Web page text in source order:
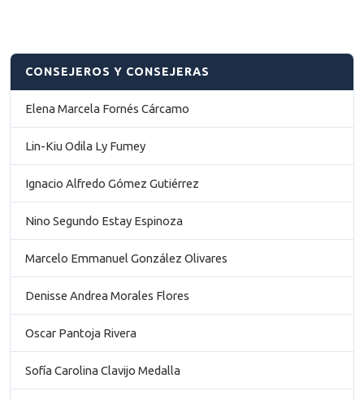
CONSEJEROS Y CONSEJERAS
Elena Marcela Fornés Cárcamo
Lin-Kiu Odila Ly Fumey
Ignacio Alfredo Gómez Gutiérrez
Nino Segundo Estay Espinoza
Marcelo Emmanuel González Olivares
Denisse Andrea Morales Flores
Oscar Pantoja Rivera
Sofía Carolina Clavijo Medalla